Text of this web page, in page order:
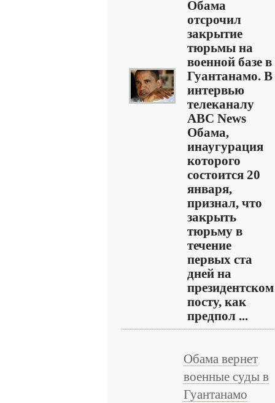
Обама
отсрочил
закрытие
тюрьмы на
военной базе в
Гуантанамо. В
интервью
телеканалу
ABC News
Обама,
инаугурация
которого
состоится 20
января,
признал, что
закрыть
тюрьму в
течение
первых ста
дней на
президентском
посту, как
предпол ...
Обама вернет
военные суды в
Гуантанамо